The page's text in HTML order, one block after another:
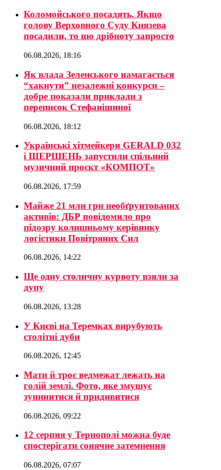
Коломойського посадять. Якщо
голову Верховного Суду Князева
посадили, то цю дрібноту запросто
06.08.2026, 18:16
Як влада Зеленського намагається
“хакнути” незалежні конкурси –
добре показали приклади з
переписок Стефанішиної
06.08.2026, 18:12
Українські хітмейкери GERALD 032
і ШЕРШЕНЬ запустили спільний
музичний проєкт «КОМПОТ»
06.08.2026, 17:59
Майже 21 млн грн необґрунтованих
активів: ДБР повідомило про
підозру колишньому керівнику
логістики Повітряних Сил
06.08.2026, 14:22
Ще одну столичну курвоту взяли за
дупу
06.08.2026, 13:28
У Києві на Теремках вирубують
столітні дуби
06.08.2026, 12:45
Мати й троє ведмежат лежать на
голій землі. Фото, яке змушує
зупинитися й придивитися
06.08.2026, 09:22
12 серпня у Тернополі можна буде
спостерігати сонячне затемнення
06.08.2026, 07:07